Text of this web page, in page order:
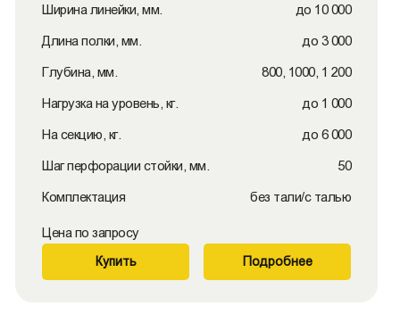
Ширина линейки, мм. до 10 000
Длина полки, мм. до 3 000
Глубина, мм. 800, 1000, 1 200
Нагрузка на уровень, кг. до 1 000
На секцию, кг. до 6 000
Шаг перфорации стойки, мм. 50
Комплектация без тали/с талью
Цена по запросу
Купить Подробнее